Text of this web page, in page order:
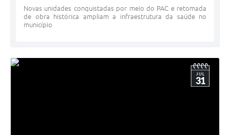
Novas unidades conquistadas por meio do PAC e retomada
de obra histórica ampliam a infraestrutura da saúde no
município
JUL
31